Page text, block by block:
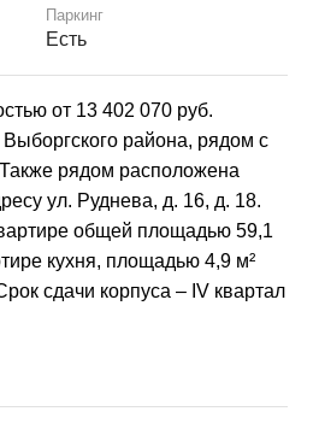
Паркинг
Есть
от 13 402 070 руб.
района, рядом с
рядом расположена
ул. Руднева, д. 16, д. 18.
общей площадью 59,1
кухня, площадью 4,9 м²
сдачи корпуса – IV квартал